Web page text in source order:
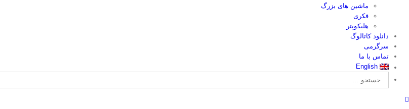
ماشین های بزرگ
فکری
هلیکوپتر
دانلود کاتالوگ
سرگرمی
تماس با ما
English
برای: